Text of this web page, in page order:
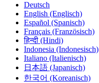
Deutsch
English (Englisch)
Español (Spanisch)
Français (Französisch)
हिन्दी (Hindi)
Indonesia (Indonesisch)
Italiano (Italienisch)
日本語 (Japanisch)
한국어 (Koreanisch)